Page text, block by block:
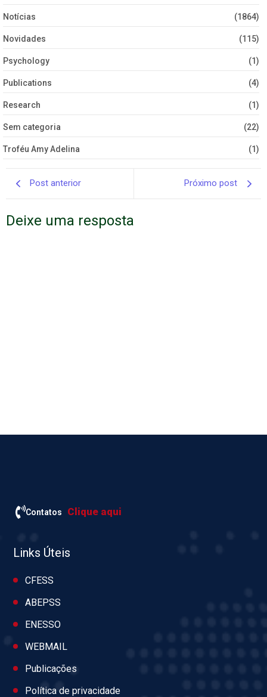
Notícias (1864)
Novidades (115)
Psychology (1)
Publications (4)
Research (1)
Sem categoria (22)
Troféu Amy Adelina (1)
Post anterior Próximo post
Deixe uma resposta
Contatos Clique aqui
Links Úteis
CFESS
ABEPSS
ENESSO
WEBMAIL
Publicações
Política de privacidade